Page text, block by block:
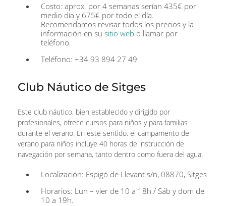
Costo: aprox. por 4 semanas serían 435€ por
medio día y 675€ por todo el día.
Recomendamos revisar todos los precios y la
información en susitio web o llamar por
teléfono.
Teléfono: +34 93 894 27 49
Club Náutico de Sitges
Este club náutico, bien establecido y dirigido por
profesionales, ofrece cursos para niños y para familias
durante el verano. En este sentido, el campamento de
verano para niños incluye 40 horas de instrucción de
navegación por semana, tanto dentro como fuera del agua.
Localización: Espigó de Llevant s/n, 08870, Sitges
Horarios: Lun – vier de 10 a 18h / Sáb y dom de
10 a 19h.